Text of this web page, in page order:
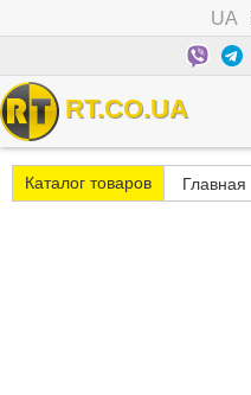
UA
RT.CO.UA
Каталог товаров Главная